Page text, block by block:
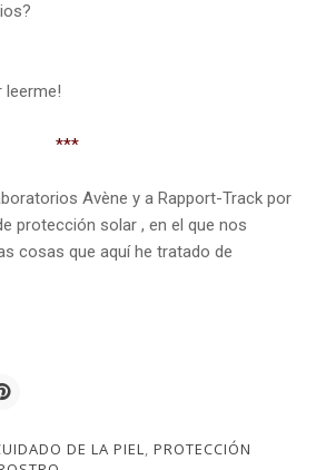
leerme!
***
Avène y a Rapport-Track por
protección solar , en el que nos
cosas que aquí he tratado de
DE LA PIEL, PROTECCIÓN